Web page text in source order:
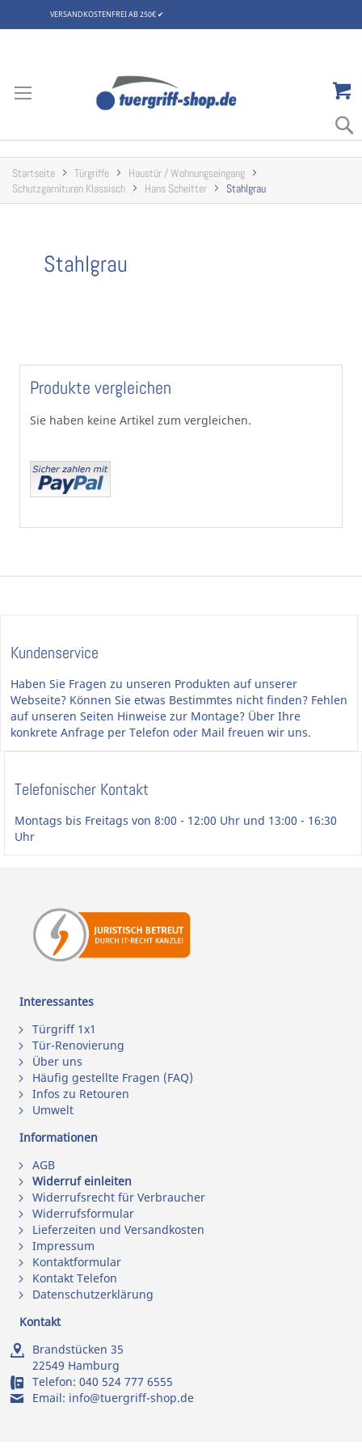
VERSANDKOSTENFREI AB 250€ ✔
springen
Startseite Türgriffe
Haustür / Wohnungseingang
Schutzgarnituren Klassisch
Hans Scheitter Stahlgrau
Stahlgrau
Produkte vergleichen
Sie haben keine Artikel zum vergleichen.
Kundenservice
Haben Sie Fragen zu unseren Produkten auf unserer
Webseite? Können Sie etwas Bestimmtes nicht finden? Fehlen
auf unseren Seiten Hinweise zur Montage? Über Ihre
konkrete Anfrage per Telefon oder Mail freuen wir uns.
Telefonischer Kontakt
Montags bis Freitags von 8:00 - 12:00 Uhr und 13:00 - 16:30
Uhr
Interessantes
Türgriff 1x1
Tür-Renovierung
Über uns
Häufig gestellte Fragen (FAQ)
Infos zu Retouren
Umwelt
Informationen
AGB
Widerruf einleiten
Widerrufsrecht für Verbraucher
Widerrufsformular
Lieferzeiten und Versandkosten
Impressum
Kontaktformular
Kontakt Telefon
Datenschutzerklärung
Kontakt
Brandstücken 35
22549 Hamburg
Telefon: 040 524 777 6555
Email: info@tuergriff-shop.de